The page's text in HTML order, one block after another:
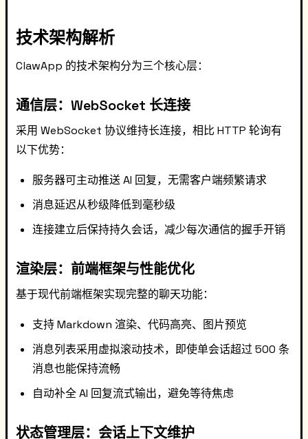
技术架构解析
ClawApp 的技术架构分为三个核心层：
通信层：WebSocket 长连接
采用 WebSocket 协议维持长连接，相比 HTTP 轮询有
以下优势：
服务器可主动推送 AI 回复，无需客户端频繁请求
消息延迟从秒级降低到毫秒级
连接建立后保持持久会话，减少每次通信的握手开销
渲染层：前端框架与性能优化
基于现代前端框架实现完整的聊天功能：
支持 Markdown 渲染、代码高亮、图片预览
消息列表采用虚拟滚动技术，即使单会话超过 500 条
消息也能保持流畅
自动补全 AI 回复流式输出，避免等待焦虑
状态管理层：会话上下文维护